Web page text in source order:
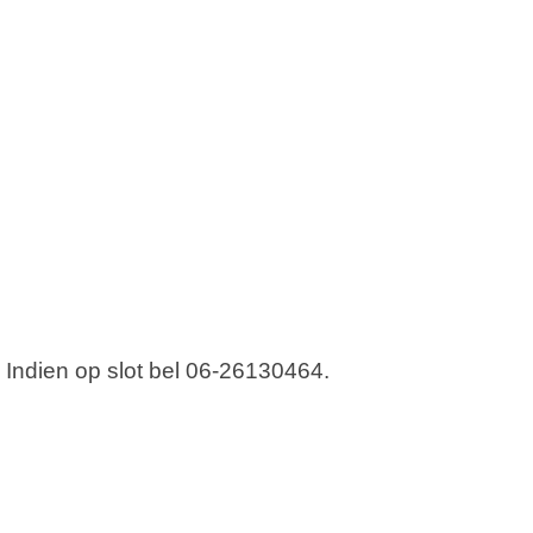
op slot bel 06-26130464.